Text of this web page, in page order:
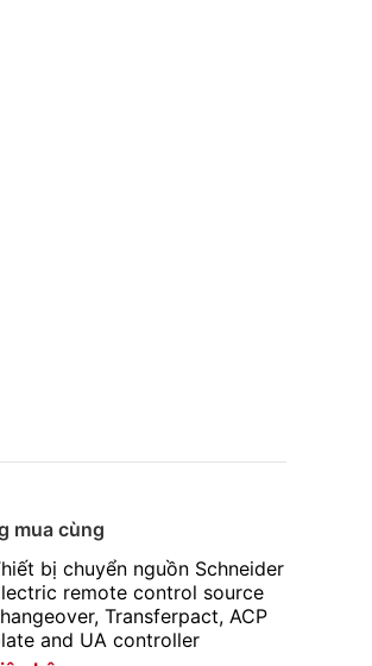
mua cùng
bị chuyển nguồn Schneider
remote control source
Transferpact, ACP
and UA controller